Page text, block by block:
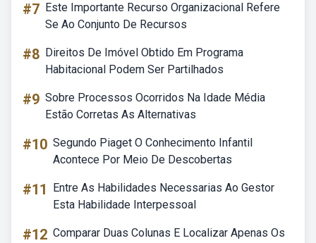
#7 Este Importante Recurso Organizacional Refere
Se Ao Conjunto De Recursos
#8 Direitos De Imóvel Obtido Em Programa
Habitacional Podem Ser Partilhados
#9 Sobre Processos Ocorridos Na Idade Média
Estão Corretas As Alternativas
#10 Segundo Piaget O Conhecimento Infantil
Acontece Por Meio De Descobertas
#11
Entre As Habilidades Necessarias Ao Gestor
Esta Habilidade Interpessoal
#12 Comparar Duas Colunas E Localizar Apenas Os